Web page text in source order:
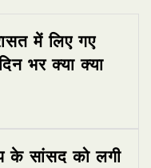
में लिए गए
भर क्या क्या
के सांसद को लगी